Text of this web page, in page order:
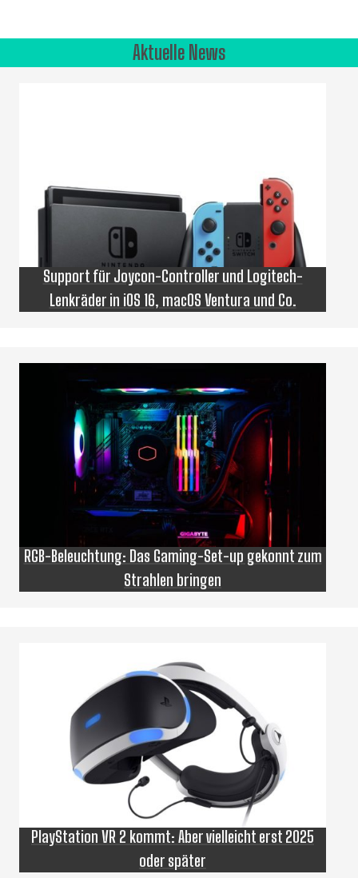
Aktuelle News
Support für Joycon-Controller und Logitech-
Lenkräder in iOS 16, macOS Ventura und Co.
RGB-Beleuchtung: Das Gaming-Set-up gekonnt zum
Strahlen bringen
PlayStation VR 2 kommt: Aber vielleicht erst 2025
oder später